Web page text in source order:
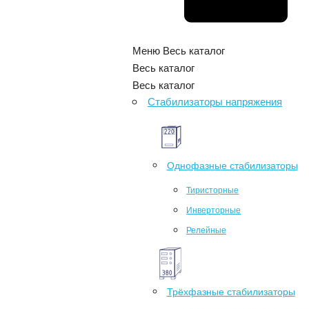
Меню Весь каталог
Весь каталог
Весь каталог
Стабилизаторы напряжения
Однофазные стабилизаторы
Тиристорные
Инверторные
Релейные
Трёхфазные стабилизаторы